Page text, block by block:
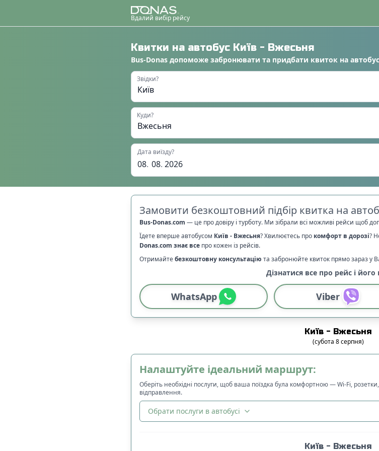
Вдалий вибір рейсу
Квитки на автобус Київ - Вжесьня
Bus-Donas допоможе забронювати та придбати квиток на автобус
Звідки?
Куди?
Дата виїзду?
08. 08. 2026
Замовити безкоштовний підбір квитка на
Bus-Donas.com — це про довіру і турботу. Ми зібрали всі можливі рейси щоб
Їдете вперше автобусом Київ - Вжесьня? Хвилюєтесь про комфорт в дорозі?
Donas.com знає все про кожен із рейсів.
Отримайтебезкоштовну консультацію та забронюйте квиток прямо зараз у
Дізнатися все про рейс і його
WhatsApp Viber
Київ - Вжесьня
(субота 8серпня)
Налаштуйте ідеальний маршрут:
Оберіть необхідні послуги, щоб ваша поїздка була комфортною — Wi-Fi,
відправлення.
Обрати послуги в автобусі
Київ - Вжесьня